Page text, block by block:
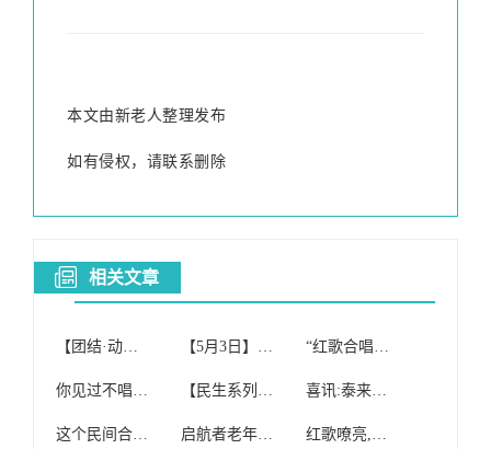
本文由新老人整理发布
如有侵权，请联系删除
相关文章
【团结·动态】团结社区红歌合唱团参加我旗“初心不改穿沙志 先锋引领赶超时”榜样的力量分享会 【5月3日】启航者老年红歌合唱团(纯公益合唱团)开课啦! “红歌合唱团”免费开班啦!!!
你见过不唱红歌的合唱团吗 【民生系列报道四】额尔格图镇妇联组织红歌合唱团到敬老院慰问演出 喜讯:泰来县红歌合唱团喜获合唱比赛银奖!
这个民间合唱团 坚持15年唱红歌 启航者老年红歌合唱团(纯公益合唱团) 红歌嘹亮,我心向党——翠竹合唱团在罗湖区红歌合唱大赛中获一等奖